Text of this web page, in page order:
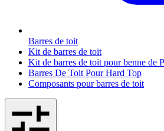
Barres de toit
Kit de barres de toit
Kit de barres de toit pour benne de
Barres De Toit Pour Hard Top
Composants pour barres de toit